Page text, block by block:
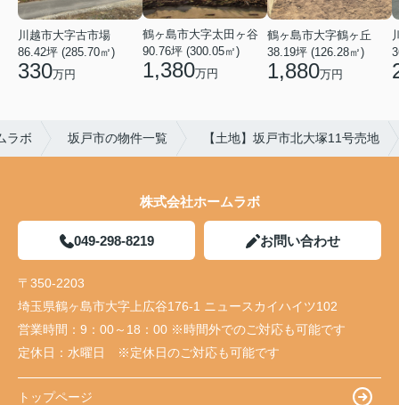
川越市大字古市場
86.42坪 (285.70㎡)
330万円
鶴ヶ島市大字太田ヶ谷
90.76坪 (300.05㎡)
1,380万円
鶴ヶ島市大字鶴ヶ丘
38.19坪 (126.28㎡)
1,880万円
ラボ 坂戸市の物件一覧 【土地】坂戸市北大塚11号売地
株式会社ホームラボ
049-298-8219 お問い合わせ
〒350-2203
埼玉県鶴ヶ島市大字上広谷176-1 ニュースカイハイツ102
営業時間： 9：00～18：00 ※時間外でのご対応も可能です
定休日： 水曜日 ※定休日のご対応も可能です
トップページ